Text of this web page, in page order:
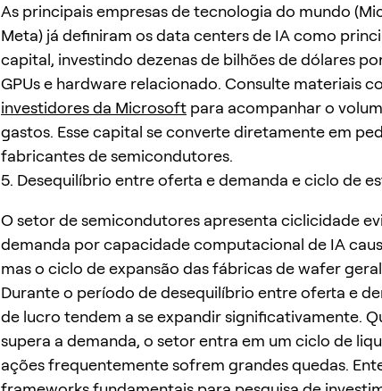
As principais empresas de tecnologia do mundo
Meta) já definiram os data centers de IA como
capital, investindo dezenas de bilhões de dólares
GPUs e hardware relacionado. Consulte materiais
investidores da Microsoft para acompanhar o
gastos. Esse capital se converte diretamente em
fabricantes de semicondutores.
5. Desequilíbrio entre oferta e demanda e ciclo de
O setor de semicondutores apresenta ciclicidade
demanda por capacidade computacional de IA
mas o ciclo de expansão das fábricas de wafer
Durante o período de desequilíbrio entre oferta e
de lucro tendem a se expandir significativamente.
supera a demanda, o setor entra em um ciclo de
ações frequentemente sofrem grandes quedas.